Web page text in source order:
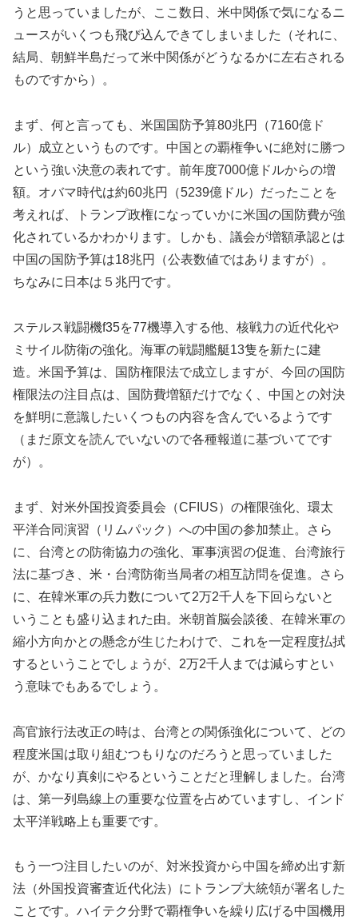
うと思っていましたが、ここ数日、米中関係で気になるニ
ュースがいくつも飛び込んできてしまいました（それに、
結局、朝鮮半島だって米中関係がどうなるかに左右される
ものですから）。
まず、何と言っても、米国国防予算80兆円（7160億ド
ル）成立というものです。中国との覇権争いに絶対に勝つ
という強い決意の表れです。前年度7000億ドルからの増
額。オバマ時代は約60兆円（5239億ドル）だったことを
考えれば、トランプ政権になっていかに米国の国防費が強
化されているかわかります。しかも、議会が増額承認とは
中国の国防予算は18兆円（公表数値ではありますが）。
ちなみに日本は５兆円です。
ステルス戦闘機f35を77機導入する他、核戦力の近代化や
ミサイル防衛の強化。海軍の戦闘艦艇13隻を新たに建
造。米国予算は、国防権限法で成立しますが、今回の国防
権限法の注目点は、国防費増額だけでなく、中国との対決
を鮮明に意識したいくつもの内容を含んでいるようです
（まだ原文を読んでいないので各種報道に基づいてです
が）。
まず、対米外国投資委員会（CFIUS）の権限強化、環太
平洋合同演習（リムパック）への中国の参加禁止。さら
に、台湾との防衛協力の強化、軍事演習の促進、台湾旅行
法に基づき、米・台湾防衛当局者の相互訪問を促進。さら
に、在韓米軍の兵力数について2万2千人を下回らないと
いうことも盛り込まれた由。米朝首脳会談後、在韓米軍の
縮小方向かとの懸念が生じたわけで、これを一定程度払拭
するということでしょうが、2万2千人までは減らすとい
う意味でもあるでしょう。
高官旅行法改正の時は、台湾との関係強化について、どの
程度米国は取り組むつもりなのだろうと思っていました
が、かなり真剣にやるということだと理解しました。台湾
は、第一列島線上の重要な位置を占めていますし、インド
太平洋戦略上も重要です。
もう一つ注目したいのが、対米投資から中国を締め出す新
法（外国投資審査近代化法）にトランプ大統領が署名した
ことです。ハイテク分野で覇権争いを繰り広げる中国機用